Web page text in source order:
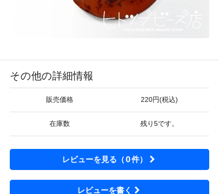
その他の詳細情報
販売価格 220円(税込)
在庫数 残り5です。
レビューを見る（0件）
レビューを書く